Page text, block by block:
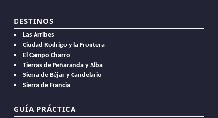
DESTINOS
Las Arribes
Ciudad Rodrigo y la Frontera
El Campo Charro
Tierras de Peñaranda y Alba
Sierra de Béjar y Candelario
Sierra de Francia
GUÍA PRÁCTICA